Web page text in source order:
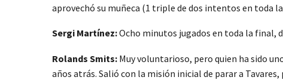
aprovechó su muñeca (1 triple de dos intentos en toda
Sergi Martínez:Ocho minutos jugados en toda la final,
Rolands Smits: Muy voluntarioso, pero quien ha sido
años atrás. Salió con la misión inicial de parar a